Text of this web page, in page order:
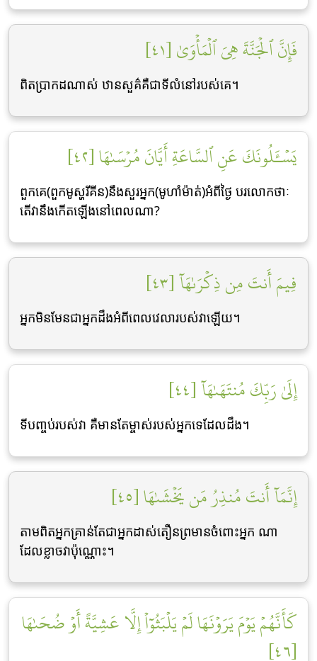
فَإِنَّ ٱلۡجَنَّةَ هِيَ ٱلۡمَأۡوَىٰ [٤١]
ពិតប្រាកដណាស់ ឋានសួគ៌គឺជាទីលំនៅរបស់គេ។
يَسۡـَٔلُونَكَ عَنِ ٱلسَّاعَةِ أَيَّانَ مُرۡسَىٰهَا [٤٢]
ពួកគេ(ពួកមូស្ហរីគីន)នឹងសួរអ្នក(មូហាំម៉ាត់)អំពីថ្ងៃ បរលោកថាៈ
តើវានឹងកើតឡើងនៅពេលណា?
فِيمَ أَنتَ مِن ذِكۡرَىٰهَآ [٤٣]
អ្នកមិនមែនជាអ្នកដឹងអំពីពេលវេលារបស់វាឡើយ។
إِلَىٰ رَبِّكَ مُنتَهَىٰهَآ [٤٤]
ទីបពា្ចប់របស់វា គឺមានតែម្ចាស់របស់អ្នកទេដែលដឹង។
إِنَّمَآ أَنتَ مُنذِرُ مَن يَخۡشَىٰهَا [٤٥]
តាមពិតអ្នកគ្រាន់តែជាអ្នកដាស់តឿនព្រមានចំពោះអ្នក ណា
ដែលខ្លាចវាប៉ុណ្ណោះ។
كَأَنَّهُمۡ يَوۡمَ يَرَوۡنَهَا لَمۡ يَلۡبَثُوٓاْ إِلَّا عَشِيَّةً أَوۡ ضُحَىٰهَا
[٤٦]